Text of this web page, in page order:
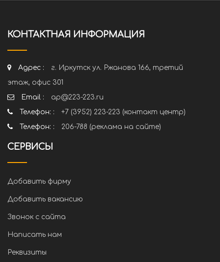
КОНТАКТНАЯ ИНФОРМАЦИЯ
Адрес :
г. Иркутск ул. Ржанова 166, третий
этаж, офис 301
Email :
ap@223-223.ru
Телефон: :
+7 (3952) 223-223 (контакт центр)
Телефон: :
206-788 (реклама на сайте)
СЕРВИСЫ
Добавить фирму
Добавить вакансию
Звонок с сайта
Написать нам
Реквизиты